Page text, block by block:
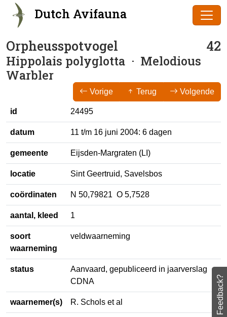
Dutch Avifauna
Orpheusspotvogel 42
Hippolais polyglotta · Melodious
Warbler
Vorige Terug
Volgende
id
24495
datum
11 t/m 16 juni 2004: 6 dagen
gemeente
Eijsden-Margraten (LI)
locatie
Sint Geertruid, Savelsbos
coördinaten
N 50,79821 O 5,7528
aantal, kleed
soort
waarneming
veldwaarneming
status
Aanvaard, gepubliceerd in
jaarverslag CDNA
waarnemer(s)
R. Schols et al
Feedback?